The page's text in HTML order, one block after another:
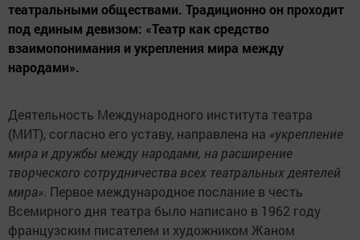
театральными обществами. Традиционно он проходит
под единым девизом: «Театр как средство
взаимопонимания и укрепления мира между
народами».
Деятельность Международного института театра
(МИТ), согласно его уставу, направлена на «укрепление
мира и дружбы между народами, на расширение
творческого сотрудничества всех театральных деятелей
мира». Первое международное послание в честь
Всемирного дня театра было написано в 1962 году
французским писателем и художником Жаном